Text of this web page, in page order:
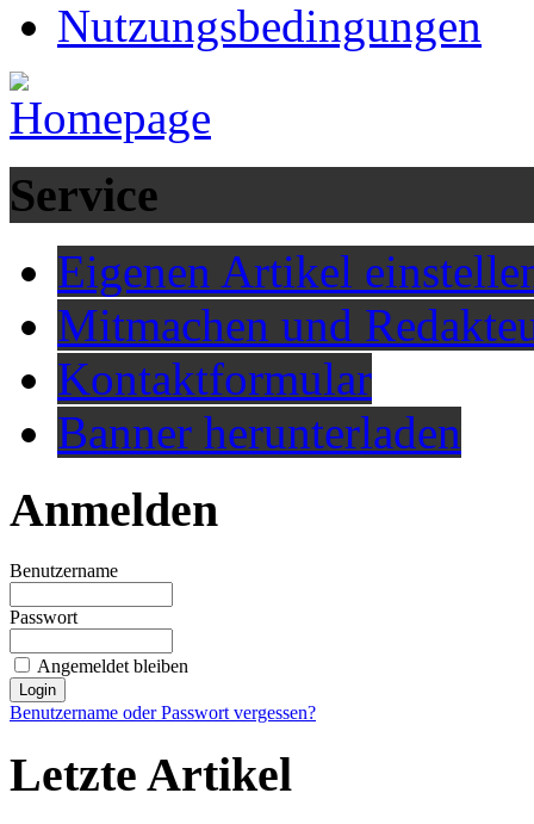
Nutzungsbedingungen
Service
Eigenen Artikel
Mitmachen und
Kontaktformular
Banner herunterladen
Anmelden
Benutzername
Passwort
Angemeldet bleiben
Benutzername oder Passwort vergessen?
Letzte Artikel